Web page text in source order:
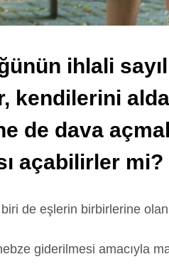
ihlali
kendilerini
de dava
açabilirler mi?
de eşlerin birbirlerine
giderilmesi amacıyla